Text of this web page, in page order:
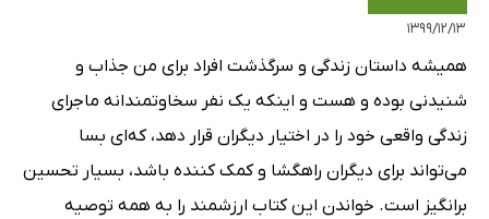
۱۳۹۹/۱۲/۱۳
همیشه داستان زندگی و سرگذشت افراد برای من جذاب و
شنیدنی بوده و هست و اینکه یک نفر سخاوتمندانه ماجرای
زندگی واقعی خود را در اختیار دیگران قرار دهد، که‌ای بسا
می‌تواند برای دیگران راهگشا و کمک کننده باشد، بسیار تحسین
برانگیز است. خواندن این کتاب ارزشمند را به همه توصیه